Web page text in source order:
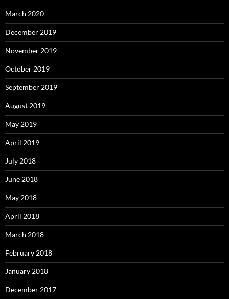
March 2020
December 2019
November 2019
October 2019
September 2019
August 2019
May 2019
April 2019
July 2018
June 2018
May 2018
April 2018
March 2018
February 2018
January 2018
December 2017